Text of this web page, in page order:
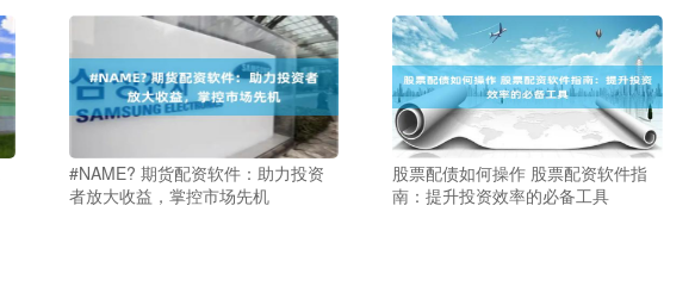
#NAME? 期货配资软件：助力投资
者放大收益，掌控市场先机
股票配债如何操作 股票配资软件指
南：提升投资效率的必备工具